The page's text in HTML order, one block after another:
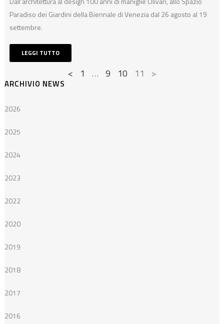
Paradiso dei Giardini della Biennale di Venezia dal 26 agosto al 19
settembre.
LEGGI TUTTO
< 1 … 9 10 11 >
ARCHIVIO NEWS
2026
2025
2024
2023
2022
2020
2019
2018
2017
2016